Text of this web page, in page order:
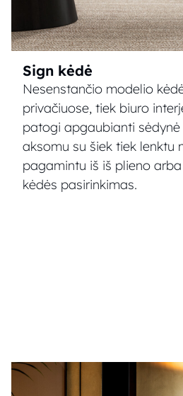
Sign kėdė
Nesenstančio modelio
privačiuose, tiek biuro
patogi apgaubianti
aksomu su šiek tiek lenktu
pagamintu iš iš plieno
kėdės pasirinkimas.